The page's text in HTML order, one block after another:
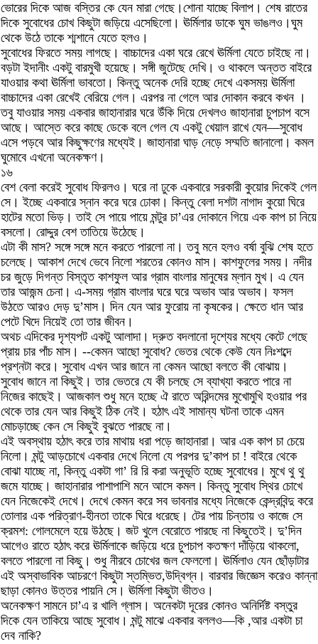
ভোরের দিকে আজ বস্তির কে যেন মারা গেছে।শোনা যাচ্ছে বিলাপ। শেষ রাতের
দিকে সুবোধের চোখ কিছুটা জড়িয়ে এসেছিলো। ঊর্মিলার ডাকে ঘুম ভাঙলও।ঘুম
থেকে উঠে তাকে শ্মশানে যেতে হলও।
সুবোধের ফিরতে সময় লাগছে। বাচ্চাদের একা ঘরে রেখে ঊর্মিলা যেতে চাইছে না।
বড়টা ইদানীং একটু বারমুখী হয়েছে। সঙ্গী জুটেছে দেখি। ও থাকলে অন্তত বাইরে
যাওয়ার কথা ঊর্মিলা ভাবতো। কিন্তু অনেক দেরি হচ্ছে দেখে একসময় ঊর্মিলা
বাচ্চাদের একা রেখেই বেরিয়ে গেল। এরপর না গেলে আর দোকান করবে কখন ।
তবু যাওয়ার সময় একবার জাহানারার ঘরে উঁকি দিয়ে দেখলও জাহানারা চুপচাপ বসে
আছে। আস্তে করে কাছে ডেকে বলে গেল যে একটু খেয়াল রাখে যেন—সুবোধ
এসে পড়বে আর কিছুক্ষণের মধ্যেই। জাহানারা ঘাড় নেড়ে সম্মতি জানালো। কমল
ঘুমোবে এখনো অনেকক্ষণ।
১৬
বেশ বেলা করেই সুবোধ ফিরলও। ঘরে না ঢুকে একবারে সরকারী কুয়োর দিকেই গেল
সে। ইচ্ছে একবারে স্নান করে ঘরে ঢোকা। কিন্তু বেলা দশটা নাগাদ কুয়ো ঘিরে
হাটের মতো ভিড়। তাই সে পায়ে পায়ে মন্টুর চা’এর দোকানে গিয়ে এক কাপ চা নিয়ে
বসলো। রোদ্দুর বেশ তাতিয়ে উঠেছে।
এটা কী মাস? সঙ্গে সঙ্গে মনে করতে পারলো না। তবু মনে হলও বর্ষা বুঝি শেষ হতে
চলেছে। আকাশ দেখে ভেবে নিলো শরতের কোনও মাস। কাশফুলের সময়। নদীর
চর জুড়ে দিগন্ত বিস্তৃত কাশফুল আর গ্রাম বাংলার মানুষের ম্লান মুখ। এ যেন
তার আজন্ম চেনা। এ-সময় গ্রাম বাংলার ঘরে ঘরে অভাব আর অভাব। ফসল
উঠতে আরও দেড় দু’মাস। দিন যেন আর ফুরোয় না কৃষকের। ক্ষেতে ধান আর
পেটে খিদে নিয়েই তো তার জীবন।
অথচ এদিকের দৃশ্যপট একটু আলাদা। দ্রুত বদলানো দৃশ্যের মধ্যে কেটে গেছে
প্রায় চার পাঁচ মাস। --কেমন আছো সুবোধ? ভেতর থেকে কেউ যেন নিঃশব্দে
প্রশ্নটা করে। সুবোধ এখন আর জানে না কেমন আছো বলতে কী বোঝায়।
সুবোধ জানে না কিছুই। তার ভেতরে যে কী চলছে সে ব্যাখ্যা করতে পারে না
নিজের কাছেই। আজকাল শুধু মনে হচ্ছে ঐ রাতে অরিন্দমের মুখোমুখি হওয়ার পর
থেকে তার যেন আর কিছুই ঠিক নেই। হঠাৎ এই সামান্য ঘটনা তাকে এমন
মোচড়াচ্ছে কেন সে কিছুই বুঝতে পারছে না।
এই অবস্থায় হঠাৎ করে তার মাথায় ধরা পড়ে জাহানারা। আর এক কাপ চা চেয়ে
নিলো। মন্টু আড়চোখে একবার দেখে নিলো যে পরপর দু’কাপ চা ! বাইরে থেকে
বোঝা যাচ্ছে না, কিন্তু একটা গা’ রি রি করা অনুভূতি হচ্ছে সুবোধের। মুখে থু থু
জমে যাচ্ছে। জাহানারার পাশাপাশি মনে আসে কমল। কিন্তু সুবোধ স্থির চোখে
যেন নিজেকেই দেখে। দেখে কেমন করে সব ভাবনার মধ্যে নিজেকে কেন্দ্রবিন্দু করে
তোলার এক পরিত্রাণ-হীনতা তাকে ঘিরে ধরেছে। টের পায় চিন্তায় ও কাজে সে
ক্রমশ: গোলমেলে হয়ে উঠছে। জট খুলে বেরোতে পারছে না কিছুতেই। দু’দিন
আগেও রাতে হঠাৎ করে ঊর্মিলাকে জড়িয়ে ধরে চুপচাপ কতক্ষণ দাঁড়িয়ে থাকলো,
বলতে পারলো না কিছু। শুধু নীরবে চোখের জল ফেললো। ঊর্মিলাও যেন ছোঁড়াটার
এই অস্বাভাবিক আচরণে কিছুটা স্তম্ভিত,উদ্বিগ্ন। বারবার জিজ্ঞেস করেও কান্না
ছাড়া কোনও উত্তর পায়নি সে। ঊর্মিলা কিছুটা ভীতও।
অনেকক্ষণ সামনে চা’এ র খালি গ্লাস। অনেকটা দূরের কোনও অনির্দিষ্ট বস্তুর
দিকে যেন তাকিয়ে আছে সুবোধ। মন্টু মাঝে একবার বললও—কি ,আর একটা চা
দেব নাকি?